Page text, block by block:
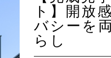
ト】開放
バシーを
らし